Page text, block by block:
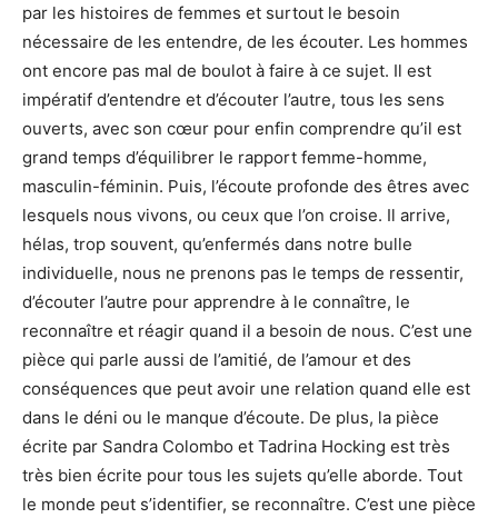
par les histoires de femmes et surtout le besoin
nécessaire de les entendre, de les écouter. Les hommes
ont encore pas mal de boulot à faire à ce sujet. Il est
impératif d’entendre et d’écouter l’autre, tous les sens
ouverts, avec son cœur pour enfin comprendre qu’il est
grand temps d’équilibrer le rapport femme-homme,
masculin-féminin. Puis, l’écoute profonde des êtres avec
lesquels nous vivons, ou ceux que l’on croise. Il arrive,
hélas, trop souvent, qu’enfermés dans notre bulle
individuelle, nous ne prenons pas le temps de ressentir,
d’écouter l’autre pour apprendre à le connaître, le
reconnaître et réagir quand il a besoin de nous. C’est une
pièce qui parle aussi de l’amitié, de l’amour et des
conséquences que peut avoir une relation quand elle est
dans le déni ou le manque d’écoute. De plus, la pièce
écrite par Sandra Colombo et Tadrina Hocking est très
très bien écrite pour tous les sujets qu’elle aborde. Tout
le monde peut s’identifier, se reconnaître. C’est une pièce